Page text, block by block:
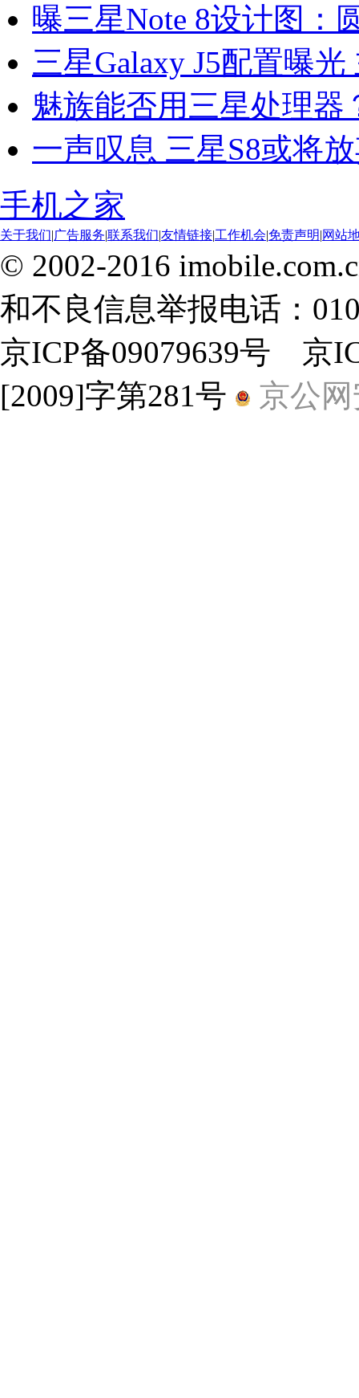
曝三星Note 8设计图：
三星Galaxy J5配置曝
魅族能否用三星处理器
一声叹息 三星S8或将
手机之家
关于我们|广告服务|联系我们|友情链接|工作机会|免责声明|网站
© 2002-2016
和不良信息举报电话：
京ICP备09079639号 京
[2009]字第281号
京公网